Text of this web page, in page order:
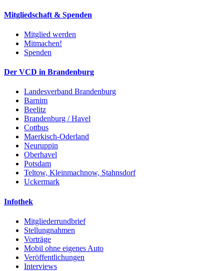
Mitgliedschaft & Spenden
Mitglied werden
Mitmachen!
Spenden
Der VCD in Brandenburg
Landesverband Brandenburg
Barnim
Beelitz
Brandenburg / Havel
Cottbus
Maerkisch-Oderland
Neuruppin
Oberhavel
Potsdam
Teltow, Kleinmachnow, Stahnsdorf
Uckermark
Infothek
Mitgliederrundbrief
Stellungnahmen
Vorträge
Mobil ohne eigenes Auto
Veröffentlichungen
Interviews